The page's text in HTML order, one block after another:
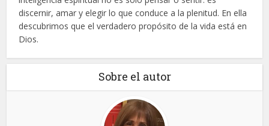
discernir, amar y elegir lo que conduce a la plenitud. En ella
descubrimos que el verdadero propósito de la vida está en
Dios.
Sobre el autor